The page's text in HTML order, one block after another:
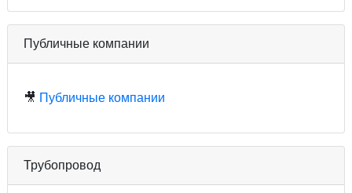
Публичные компании
🎥 Публичные компании
Трубопровод